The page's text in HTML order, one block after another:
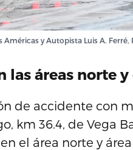
y Autopista Luis A. Ferré,
áreas norte y
de accidente con
km 36.4, de Vega
el área norte y